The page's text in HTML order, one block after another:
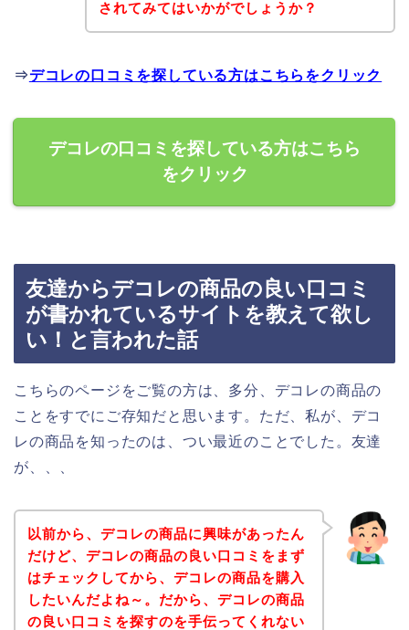
されてみてはいかがでしょうか？
⇒デコレの口コミを探している方はこちらをクリック
デコレの口コミを探している方はこちら
をクリック
友達からデコレの商品の良い口コミ
が書かれているサイトを教えて欲し
い！と言われた話
こちらのページをご覧の方は、多分、デコレの商品の
ことをすでにご存知だと思います。ただ、私が、デコ
レの商品を知ったのは、つい最近のことでした。友達
が、、、
以前から、デコレの商品に興味があったん
だけど、デコレの商品の良い口コミをまず
はチェックしてから、デコレの商品を購入
したいんだよね～。だから、デコレの商品
の良い口コミを探すのを手伝ってくれない